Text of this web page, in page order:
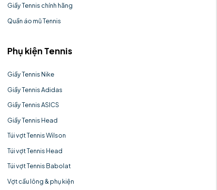
Giầy Tennis chính hãng
Quần áo mũ Tennis
Phụ kiện Tennis
Giầy Tennis Nike
Giầy Tennis Adidas
Giầy Tennis ASICS
Giầy Tennis Head
Túi vợt Tennis Wilson
Túi vợt Tennis Head
Túi vợt Tennis Babolat
Vợt cầu lông & phụ kiện